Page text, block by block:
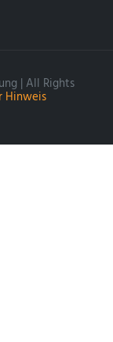
| All Rights
Hinweis